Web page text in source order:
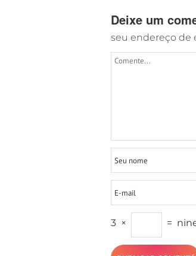
Deixe um
seu endereço de
3 × =